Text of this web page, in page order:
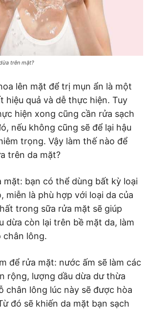
trên mặt?
lên mặt để trị mụn ẩn là một
hiệu quả và dễ thực hiện. Tuy
hiện xong cũng cần rửa sạch
nếu không cũng sẽ để lại hậu
trọng. Vậy làm thế nào để
trên da mặt?
mặt: bạn có thể dùng bất kỳ loại
miễn là phù hợp với loại da của
trong sữa rửa mặt sẽ giúp
dừa còn lại trên bề mặt da, làm
lông.
để rửa mặt: nước ấm sẽ làm các
rộng, lượng dầu dừa dư thừa
chân lông lúc này sẽ được hòa
đó sẽ khiến da mặt bạn sạch